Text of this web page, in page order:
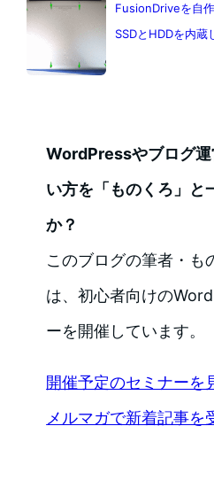
FusionDriveを自
SSDとHDDを内蔵
WordPressやブログ
い方を「ものくろ」と
か？
このブログの筆者・も
は、初心者向けの
ーを開催しています。
開催予定のセミナーを
メルマガで新着記事を